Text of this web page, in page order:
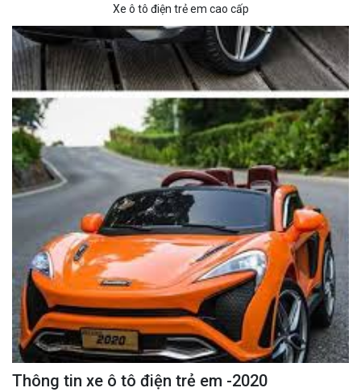
Xe ô tô điện trẻ em cao cấp
Thông tin xe ô tô điện trẻ em -2020